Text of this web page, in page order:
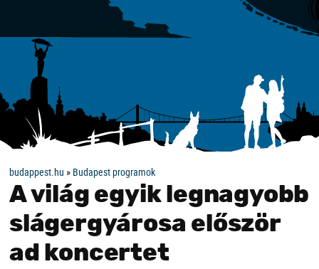
budappest.hu » Budapest programok
A világ egyik legnagyobb
slágergyárosa először
ad koncertet